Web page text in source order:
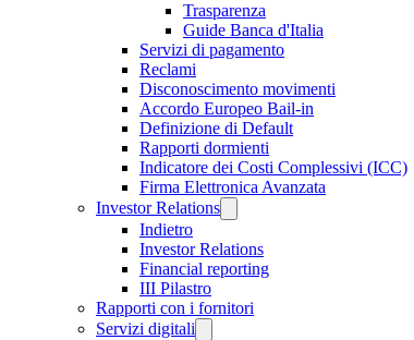
Trasparenza
Guide Banca d'Italia
Servizi di pagamento
Reclami
Disconoscimento movimenti
Accordo Europeo Bail-in
Definizione di Default
Rapporti dormienti
Indicatore dei Costi Complessivi (ICC)
Firma Elettronica Avanzata
Investor Relations
Indietro
Investor Relations
Financial reporting
III Pilastro
Rapporti con i fornitori
Servizi digitali